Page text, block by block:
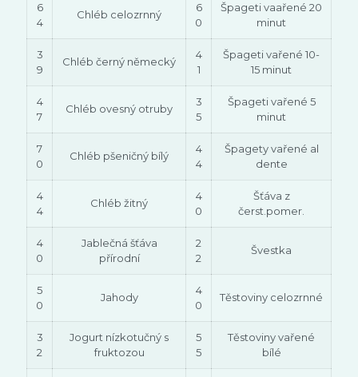
6
4
Chléb celozrnný
6
0
Špageti vaařené 20
minut
3
9
Chléb černý německý
4
1
Špageti vařené 10-
15 minut
4
7
Chléb ovesný otruby
3
5
Špageti vařené 5
minut
7
0
Chléb pšeničný bílý
4
4
Špagety vařené al
dente
4
4
Chléb žitný
4
0
Šťáva z
čerst.pomer.
4
0
Jablečná šťáva
přírodní
2
2
Švestka
5
0
Jahody
4
0
Těstoviny celozrnné
3
2
Jogurt nízkotučný s
fruktozou
5
5
Těstoviny vařené
bílé